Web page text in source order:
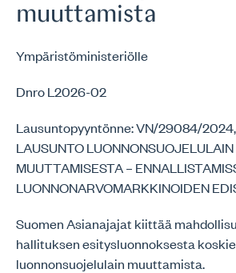
muuttamista
Ympäristöministeriölle
Dnro L2026-02
Lausuntopyyntönne: VN/29084/2024,
LAUSUNTO LUONNONSUOJELULAIN
MUUTTAMISESTA –
LUONNONARVOMARKKINOIDEN
Suomen Asianajajat kiittää
hallituksen esitysluonnoksesta
luonnonsuojelulain muuttamista.